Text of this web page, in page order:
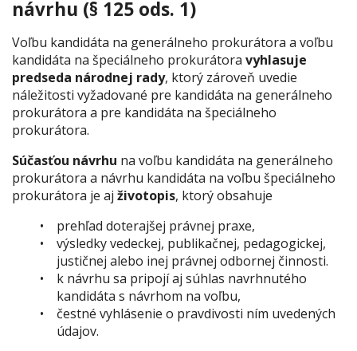
návrhu (§ 125 ods. 1)
Voľbu kandidáta na generálneho prokurátora a voľbu
kandidáta na špeciálneho prokurátora vyhlasuje
predseda národnej rady, ktorý zároveň uvedie
náležitosti vyžadované pre kandidáta na generálneho
prokurátora a pre kandidáta na špeciálneho
prokurátora.
Súčasťou návrhu na voľbu kandidáta na generálneho
prokurátora a návrhu kandidáta na voľbu špeciálneho
prokurátora je aj životopis, ktorý obsahuje
prehľad doterajšej právnej praxe,
výsledky vedeckej, publikačnej, pedagogickej,
justičnej alebo inej právnej odbornej činnosti.
k návrhu sa pripojí aj súhlas navrhnutého
kandidáta s návrhom na voľbu,
čestné vyhlásenie o pravdivosti ním uvedených
údajov.